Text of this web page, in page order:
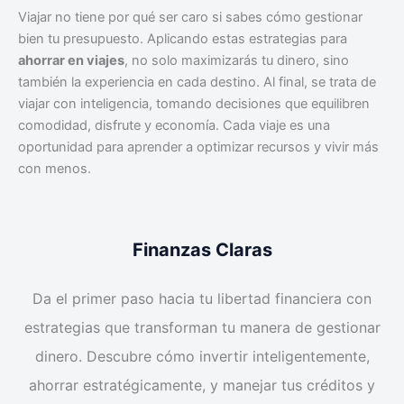
Viajar no tiene por qué ser caro si sabes cómo gestionar
bien tu presupuesto. Aplicando estas estrategias para
ahorrar en viajes, no solo maximizarás tu dinero, sino
también la experiencia en cada destino. Al final, se trata de
viajar con inteligencia, tomando decisiones que equilibren
comodidad, disfrute y economía. Cada viaje es una
oportunidad para aprender a optimizar recursos y vivir más
con menos.
Finanzas Claras
Da el primer paso hacia tu libertad financiera con
estrategias que transforman tu manera de gestionar
dinero. Descubre cómo invertir inteligentemente,
ahorrar estratégicamente, y manejar tus créditos y